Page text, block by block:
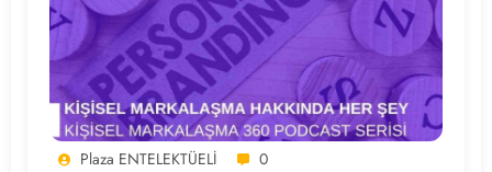
Plaza ENTELEKTÜELİ 0